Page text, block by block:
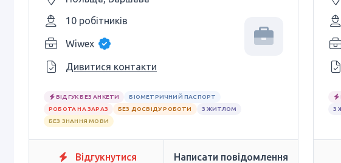
10 робітників
Wiwex
Дивитися контакти
ВІДГУК БЕЗ АНКЕТИ
БІОМЕТРИЧНИЙ ПАСПОРТ
РОБОТА НА ЗАРАЗ
БЕЗ ДОСВІДУ РОБОТИ
З ЖИТЛОМ
БЕЗ ЗНАННЯ МОВИ
Відгукнутися Написати повідомлення
З